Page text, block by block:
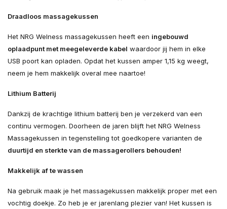
Draadloos massagekussen
Het NRG Welness massagekussen heeft een ingebouwd
oplaadpunt met meegeleverde kabel waardoor jij hem in elke
USB poort kan opladen. Opdat het kussen amper 1,15 kg weegt,
neem je hem makkelijk overal mee naartoe!
Lithium Batterij
Dankzij de krachtige lithium batterij ben je verzekerd van een
continu vermogen. Doorheen de jaren blijft het NRG Welness
Massagekussen in tegenstelling tot goedkopere varianten de
duurtijd en sterkte van de massagerollers behouden!
Makkelijk af te wassen
Na gebruik maak je het massagekussen makkelijk proper met een
vochtig doekje. Zo heb je er jarenlang plezier van! Het kussen is